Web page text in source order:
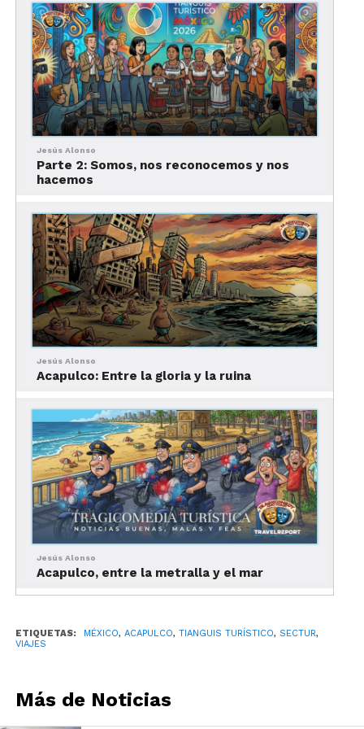
vaya que funcionó. Acapulco se convirtió en
sinónimo del Tianguis; era su anfitrión natural e
indiscutible. Sin embargo, en 2011 llegó la
sorpresa: la Secretaría de Turismo federal,
entonces encabezada por Gloria Guevara, anunció
que el Tianguis dejaría de ser privilegio
Acapulqueño y “saldría de gira” por otros estados.
Aquello fue tomado casi como una afrenta local:
hubo protestas, desplegados en periódicos y hasta
presentó una controversia constitucional para
frenar la mudanza del tianguis, logrando
inicialmente una suspensión temporal. Por unos
meses, la Suprema Corte puso en pausa la
convocatoria que invitaba a otros estados a
postularse sede. Pero al final, la balanza se inclinó:
la Corte desechó la queja de Acapulco y dio luz
verde para que en 2012 cualquier estado
compitiera por el evento. Acapulco, herido en su
orgullo, tendría que soltar a su “hijo predilecto”… al
menos por un tiempo.
Jesús Alonso
Parte 2: Somos, nos reconocemos y nos
hacemos
Jesús Alonso
Acapulco: Entre la gloria y la ruina
Jesús Alonso
Acapulco, entre la metralla y el mar
ETIQUETAS: MÉXICO, ACAPULCO, TIANGUIS TURÍSTICO, SECTUR,
VIAJES
Más de Noticias